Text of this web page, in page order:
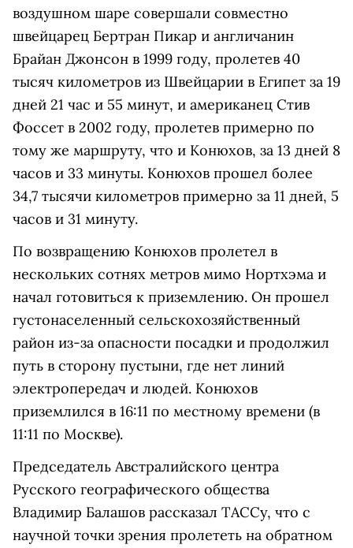
воздушном шаре совершали совместно
швейцарец Бертран Пикар и англичанин
Брайан Джонсон в 1999 году, пролетев 40
тысяч километров из Швейцарии в Египет за 19
дней 21 час и 55 минут, и американец Стив
Фоссет в 2002 году, пролетев примерно по
тому же маршруту, что и Конюхов, за 13 дней 8
часов и 33 минуты. Конюхов прошел более
34,7 тысячи километров примерно за 11 дней, 5
часов и 31 минуту.
По возвращению Конюхов пролетел в
нескольких сотнях метров мимо Нортхэма и
начал готовиться к приземлению. Он прошел
густонаселенный сельскохозяйственный
район из-за опасности посадки и продолжил
путь в сторону пустыни, где нет линий
электропередач и людей. Конюхов
приземлился в 16:11 по местному времени (в
11:11 по Москве).
Председатель Австралийского центра
Русского географического общества
Владимир Балашов рассказал ТАССу, что с
научной точки зрения пролететь на обратном